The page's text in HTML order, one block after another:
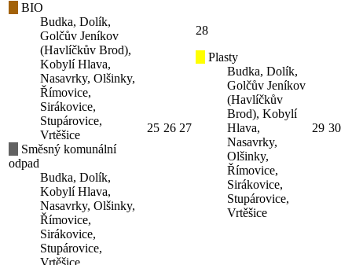
BIO
Budka, Dolík,
Golčův Jeníkov
(Havlíčkův Brod),
Kobylí Hlava,
Nasavrky, Olšinky,
Římovice,
Sirákovice,
Stupárovice,
Vrtěšice
Směsný komunální
odpad
Budka, Dolík,
Kobylí Hlava,
Nasavrky, Olšinky,
Římovice,
Sirákovice,
Stupárovice,
25 26 27
28
Plasty
Budka, Dolík,
Golčův Jeníkov
(Havlíčkův
Brod), Kobylí
Hlava,
Nasavrky,
Olšinky,
Římovice,
Sirákovice,
Stupárovice,
Vrtěšice
29 30